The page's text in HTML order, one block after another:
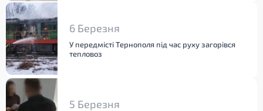
6 Березня
У передмісті Тернополя під час руху загорівся
тепловоз
5 Березня